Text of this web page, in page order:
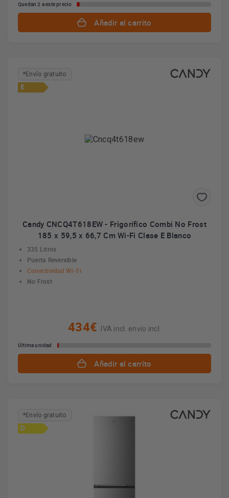
Quedan 2 a este precio
Añadir al carrito
*Envío gratuito
E
Candy CNCQ4T618EW - Frigorífico Combi No Frost
185 x 59,5 x 66,7 Cm Wi-Fi Clase E Blanco
335 Litros
Puerta Reversible
Conectividad Wi-Fi
No Frost
434€ IVA incl. envío incl.
Última unidad
Añadir al carrito
*Envío gratuito
D